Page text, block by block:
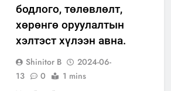
бодлого, төлөвлөлт,
хөрөнгө оруулалтын
хэлтэст хүлээн авна.
Shinitor B
2024-06-
13
0 1 mins